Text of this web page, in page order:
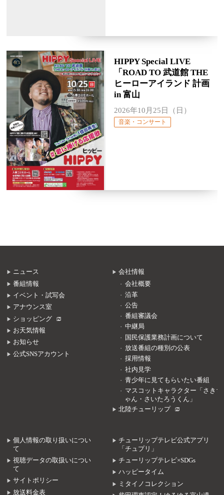
HIPPY Special LIVE
「ROAD TO 武道館 THE
ヒーローアイランド 計画
in 富山
2026年10月25日（日）
音楽・コンサート
ニュース
番組情報
イベント・試写会
アナウンス室
ショッピング
お天気情報
お知らせ
公式SNSアカウント
会社情報
会社概要
沿革
公告
番組審議会
中継局
国民保護業務計画について
放送番組の種別の公表
採用情報
社内見学
青少年に見てもらいたい番組
マスコットキャラクター「さきち
ゃん・さいたろうくん」
北陸チューリップ
個人情報の取り扱いについ
て
視聴データの取扱いについ
て
サイトポリシー
放送料金表
チューリップテレビ公式アプリ
「チュプリ」
チューリップテレビ×SDGs
ハッピータイム
ミタイノコレクション